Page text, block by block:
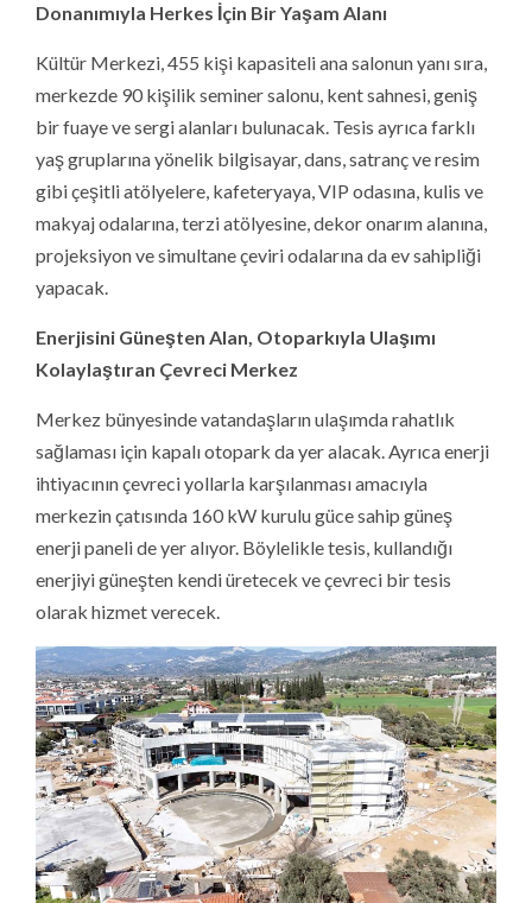
Donanımıyla Herkes İçin Bir Yaşam Alanı
Kültür Merkezi, 455 kişi kapasiteli ana salonun yanı sıra,
merkezde 90 kişilik seminer salonu, kent sahnesi, geniş
bir fuaye ve sergi alanları bulunacak. Tesis ayrıca farklı
yaş gruplarına yönelik bilgisayar, dans, satranç ve resim
gibi çeşitli atölyelere, kafeteryaya, VIP odasına, kulis ve
makyaj odalarına, terzi atölyesine, dekor onarım alanına,
projeksiyon ve simultane çeviri odalarına da ev sahipliği
yapacak.
Enerjisini Güneşten Alan, Otoparkıyla Ulaşımı
Kolaylaştıran Çevreci Merkez
Merkez bünyesinde vatandaşların ulaşımda rahatlık
sağlaması için kapalı otopark da yer alacak. Ayrıca enerji
ihtiyacının çevreci yollarla karşılanması amacıyla
merkezin çatısında 160 kW kurulu güce sahip güneş
enerji paneli de yer alıyor. Böylelikle tesis, kullandığı
enerjiyi güneşten kendi üretecek ve çevreci bir tesis
olarak hizmet verecek.